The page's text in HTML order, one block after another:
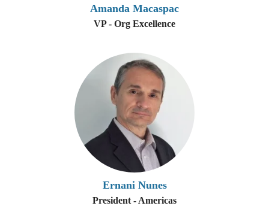
Amanda Macaspac
VP - Org Excellence
Ernani Nunes
President - Americas